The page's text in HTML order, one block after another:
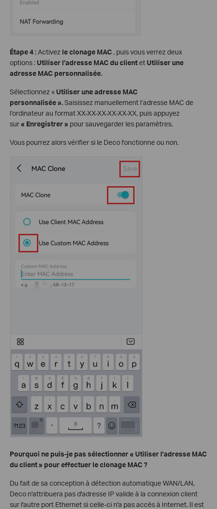
Étape 4 :Activez le clonage MAC , puis vous verrez deux
options : Utiliser l’adresse MAC du clientet Utiliser une
adresse MAC personnalisée.
Sélectionnez « Utiliser une adresse MAC
personnalisée ».Saisissez manuellement l’adresse MAC de
l’ordinateur au format XX-XX-XX-XX-XX-XX, puis appuyez
sur« Enregistrer » pour sauvegarder les paramètres.
Vous pourrez alors vérifier si le Deco fonctionne ou non.
Pourquoi ne puis-je pas sélectionner « Utiliser l'adresse MAC
du client » pour effectuer le clonage MAC ?
Du fait de sa conception à détection automatique WAN/LAN,
Deco n'attribuera pas d'adresse IP valide à la connexion client
sur l'autre port Ethernet si celle-ci n'a pas accès à Internet. Il est